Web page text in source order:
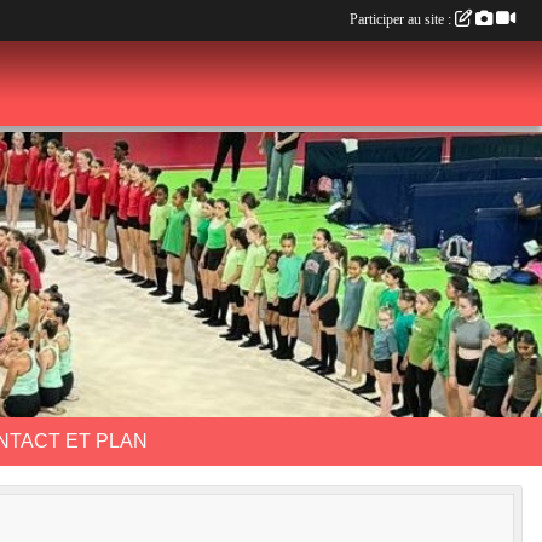
ET PLAN
Participer au site :